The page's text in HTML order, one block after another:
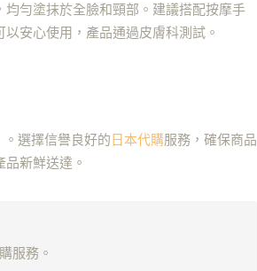
勻塗抹於全臉和頸部。建議搭配按摩手
安心使用，產品通過皮膚科測試。
選擇信譽良好的日本代購服務，確保商品
新鮮送達。
服務。